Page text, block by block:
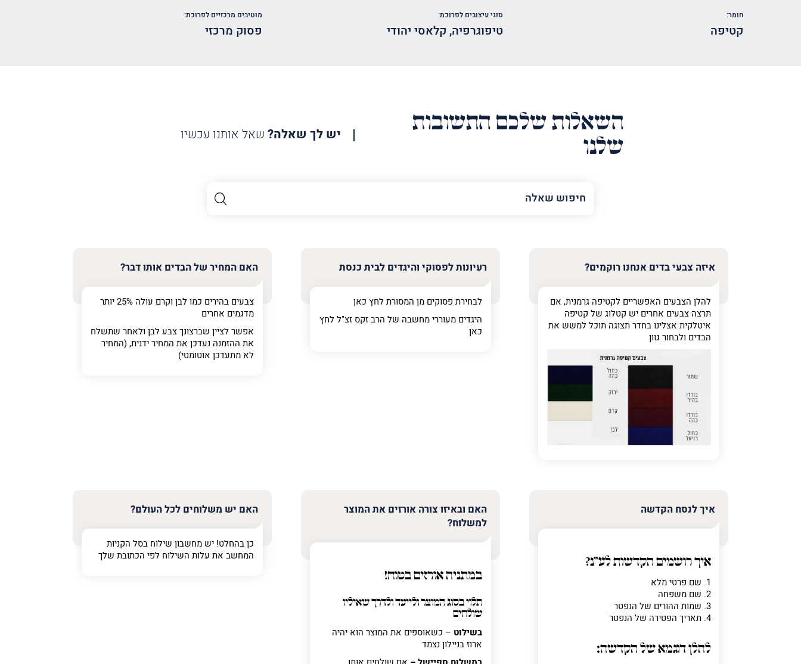
חומר:
קטיפה
סוגי עיצובים לפרוכת:
טיפוגרפיה, קלאסי יהודי
מוטיבים מרכזיים לפרוכת:
פסוק מרכזי
השאלות שלכם התשובות
שלנו
יש לך שאלה? שאל אותנו עכשיו
פרט
על
מה
איזה צבעי בדים אנחנו רוקמים?
להלן הצבעים האפשריים לקטיפה גרמנית, אם
תרצה צבעים אחרים יש קטלוג של קטיפה
איטלקית אצלינו בחדר תצוגה תוכל למשש את
הבדים ולבחור גוון
רעיונות לפסוקי והיגדים לבית כנסת
לבחירת פסוקים מן המסורת לחץ כאן
היגדים מעוררי מחשבה של הרב זקס זצ"ל לחץ
כאן
האם המחיר של הבדים אותו דבר?
צבעים בהירים כמו לבן וקרם עולה 25% יותר
מדגמים אחרים
אפשר לציין שברצונך צבע לבן ולאחר שתשלח
את ההזמנה נעדכן את המחיר ידנית, (המחיר
לא מתעדכן אוטומטי)
איך לנסח הקדשה
איך רושמים הקדשות לע"נ?
1. שם פרטי מלא
2. שם משפחה
3. שמות ההורים של הנפטר
4. תאריך הפטירה של הנפטר
להלן דוגמא של הקדשה:
האם ובאיזו צורה אורזים את המוצר
למשלוח?
במתניה אורזים בטוח!
תלוי בסוג המוצר ולייעד ולדרך שאיליו
שולחים
בשילוט – כשאוספים את המוצר הוא יהיה
ארוז בניילון נצמד
האם יש משלוחים לכל העולם?
כן בהחלט! יש מחשבון שילוח בסל הקניות
המחשב את עלות השילוח לפי הכתובת שלך